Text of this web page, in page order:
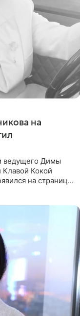
на
ведущего Димы
Клавой Кокой
на странице